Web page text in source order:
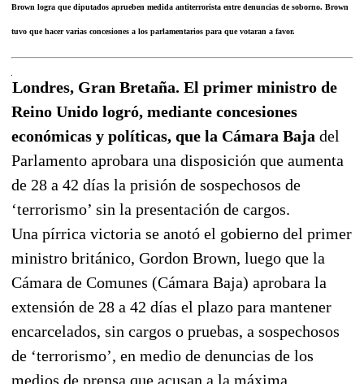
Brown logra que diputados aprueben medida antiterrorista entre denuncias de soborno. Brown
tuvo que hacer varias concesiones a los parlamentarios para que votaran a favor.
Londres, Gran Bretaña. El primer ministro de
Reino Unido logró, mediante concesiones
económicas y políticas, que la Cámara Baja del
Parlamento aprobara una disposición que aumenta
de 28 a 42 días la prisión de sospechosos de
‘terrorismo’ sin la presentación de cargos.
Una pírrica victoria se anotó el gobierno del primer
ministro británico, Gordon Brown, luego que la
Cámara de Comunes (Cámara Baja) aprobara la
extensión de 28 a 42 días el plazo para mantener
encarcelados, sin cargos o pruebas, a sospechosos
de ‘terrorismo’, en medio de denuncias de los
medios de prensa que acusan a la máxima